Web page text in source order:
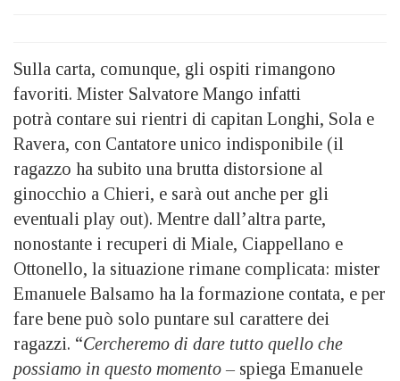
Sulla carta, comunque, gli ospiti rimangono
favoriti. Mister Salvatore Mango infatti
potrà contare sui rientri di capitan Longhi, Sola e
Ravera, con Cantatore unico indisponibile (il
ragazzo ha subito una brutta distorsione al
ginocchio a Chieri, e sarà out anche per gli
eventuali play out). Mentre dall’altra parte,
nonostante i recuperi di Miale, Ciappellano e
Ottonello, la situazione rimane complicata: mister
Emanuele Balsamo ha la formazione contata, e per
fare bene può solo puntare sul carattere dei
ragazzi. “Cercheremo di dare tutto quello che
possiamo in questo momento – spiega Emanuele